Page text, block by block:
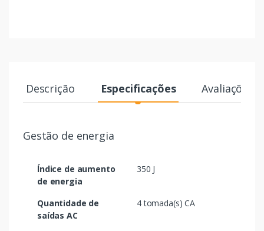
Descrição Especificações Avaliações
Gestão de energia
Índice de aumento
de energia
350 J
Quantidade de
saídas AC
4 tomada(s) CA